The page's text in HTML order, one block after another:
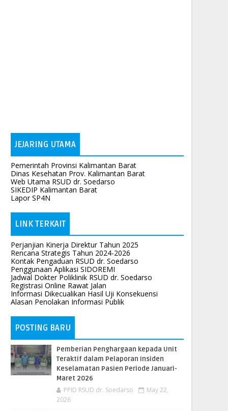
JEJARING UTAMA
Pemerintah Provinsi Kalimantan Barat
Dinas Kesehatan Prov. Kalimantan Barat
Web Utama RSUD dr. Soedarso
SIKEDIP Kalimantan Barat
Lapor SP4N
LINK TERKAIT
Perjanjian Kinerja Direktur Tahun 2025
Rencana Strategis Tahun 2024-2026
Kontak Pengaduan RSUD dr. Soedarso
Penggunaan Aplikasi SIDOREMI
Jadwal Dokter Poliklinik RSUD dr. Soedarso
Registrasi Online Rawat Jalan
Informasi Dikecualikan Hasil Uji Konsekuensi
Alasan Penolakan Informasi Publik
POSTING BARU
Pemberian Penghargaan kepada Unit
Teraktif dalam Pelaporan Insiden
Keselamatan Pasien Periode Januari-
Maret 2026
PPID RSUD dr. Soedarso
May 22,
2026